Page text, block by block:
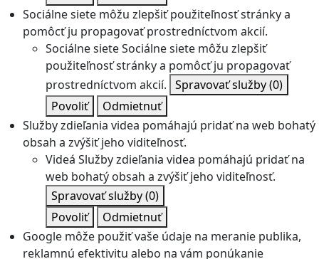
Sociálne siete môžu zlepšiť použiteľnosť stránky a
pomôcť ju propagovať prostredníctvom akcií.
Sociálne sieteSociálne siete môžu zlepšiť
použiteľnosť stránky a pomôcť ju propagovať
prostredníctvom akcií. Spravovať služby(0)
Povoliť
Odmietnuť
Služby zdieľania videa pomáhajú pridať na web bohatý
obsah a zvýšiť jeho viditeľnosť.
Videá Služby zdieľania videa pomáhajú pridať na
web bohatý obsah a zvýšiť jeho viditeľnosť.
Spravovať služby(0)
Povoliť
Odmietnuť
Google môže použiť vaše údaje na meranie publika,
reklamnú efektivitu alebo na vám ponúkanie